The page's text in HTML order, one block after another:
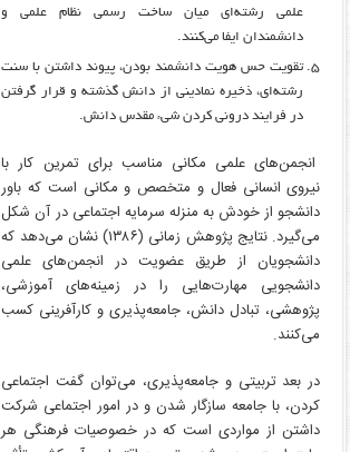
علمی رشته‌ای میان ساخت رسمی نظام علمی و
دانشمندان ایفا می‌کنند.
تقویت حس هویت دانشمند بودن، پیوند داشتن با سنت
رشته‌ای، ذخیره نمادینی از دانش گذشته و قرار گرفتن
در فرایند درونی کردن شیء مقدس دانش.
انجمن‌های علمی مکانی مناسب برای تمرین کار با
نیروی انسانی فعال و متخصص و مکانی است که باور
دانشجو از خودش به منزله سرمایه اجتماعی در آن شکل
می‌گیرد. نتایج پژوهش زمانی (۱۳۸۶) نشان می‌دهد که
دانشجویان از طریق عضویت در انجمن‌های علمی
دانشجویی مهارت‌هایی را در زمینه‌های آموزشی،
پژوهشی، تبادل دانش، جامعه‌پذیری و کارآفرینی کسب
می‌کنند.
در بعد تربیتی و جامعه‌پذیری، می‌توان گفت اجتماعی
کردن، با جامعه سازگار شدن و در امور اجتماعی شرکت
داشتن از مواردی است که در خصوصیات فرهنگی هر